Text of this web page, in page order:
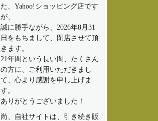
た、Yahoo!ショッピング店です
が、
誠に勝手ながら、2026年8月31
日をもちまして、閉店させて頂
きます。
21年間という長い間、たくさん
の方に、ご利用いただきまし
て、心より感謝を申し上げま
す。
ありがとうございました！
尚、自社サイトは、引き続き販